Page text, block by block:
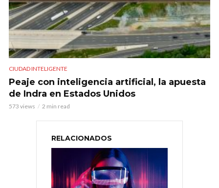
CIUDAD INTELIGENTE
Peaje con inteligencia artificial, la apuesta
de Indra en Estados Unidos
573 views 2 min read
RELACIONADOS